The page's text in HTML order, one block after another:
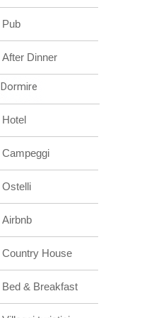
Pub
After Dinner
Dormire
Hotel
Campeggi
Ostelli
Airbnb
Country House
Bed & Breakfast